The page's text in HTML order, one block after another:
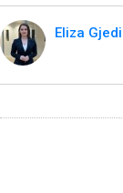
Eliza